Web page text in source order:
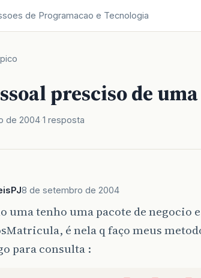
de Programacao e Tecnologia
presciso de
de 2004 1 resposta
8 de setembro de 2004
uma tenho uma pacote de negocio
é nela q faço meus
para consulta :